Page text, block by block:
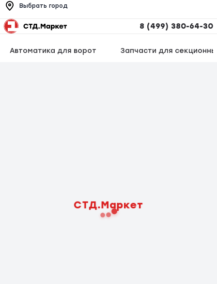
Выбрать город
8 (499) 380-64-30
Автоматика для ворот Запчасти для
СТД.Маркет